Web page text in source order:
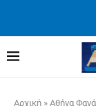
Αρχική » Αθήνα